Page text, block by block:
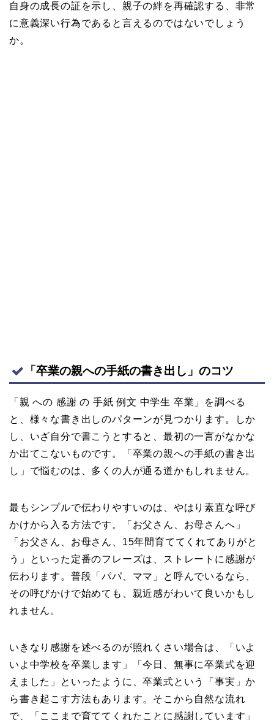
自身の成長の証を示し、親子の絆を再確認する、非常
に意義深い行為であると言えるのではないでしょう
か。
「卒業の親への手紙の書き出し」のコツ
「親 への 感謝 の 手紙 例文 中学生 卒業」を調べる
と、様々な書き出しのパターンが見つかります。しか
し、いざ自分で書こうとすると、最初の一言がなかな
か出てこないものです。「卒業の親への手紙の書き出
し」で悩むのは、多くの人が通る道かもしれません。
最もシンプルで伝わりやすいのは、やはり素直な呼び
かけから入る方法です。「お父さん、お母さんへ」
「お父さん、お母さん、15年間育ててくれてありがと
う」といった定番のフレーズは、ストレートに感謝が
伝わります。普段「パパ、ママ」と呼んでいるなら、
その呼びかけで始めても、親近感がわいて良いかもし
れません。
いきなり感謝を述べるのが照れくさい場合は、「いよ
いよ中学校を卒業します」「今日、無事に卒業式を迎
えました」といったように、卒業式という「事実」か
ら書き起こす方法もあります。そこから自然な流れ
で、「ここまで育ててくれたことに感謝しています」